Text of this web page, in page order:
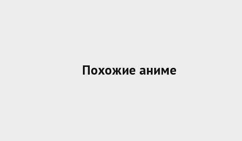
Похожие аниме